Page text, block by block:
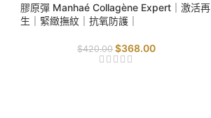
膠原彈 Manhaé Collagène Expert｜激活再
生｜緊緻撫紋｜抗氧防護｜
$420.00 $368.00